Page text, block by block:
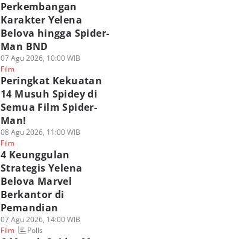
Perkembangan
Karakter Yelena
Belova hingga Spider-
Man BND
07 Agu 2026, 10:00 WIB
Film
Peringkat Kekuatan
14 Musuh Spidey di
Semua Film Spider-
Man!
08 Agu 2026, 11:00 WIB
Film
4 Keunggulan
Strategis Yelena
Belova Marvel
Berkantor di
Pemandian
07 Agu 2026, 14:00 WIB
Film
Polls